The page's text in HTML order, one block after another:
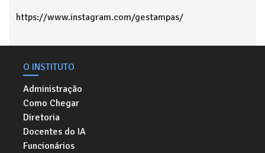
https://www.instagram.com/gestampas/
O INSTITUTO
Administração
Como Chegar
Diretoria
Docentes do IA
Funcionários